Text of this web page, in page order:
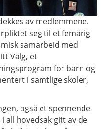
av medlemmene.
seg til et femårig
samarbeid med
Valg, et
for barn og
i samtlige skoler,
også et spennende
all hovedsak gitt av de